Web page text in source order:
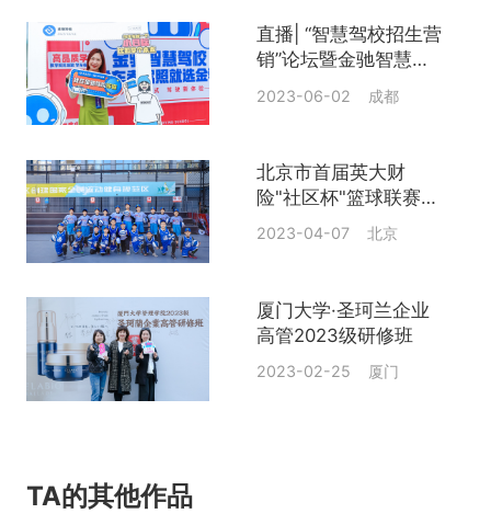
直播| “智慧驾校招生营
销”论坛暨金驰智慧驾
校落成仪式
2023-06-02 成都
北京市首届英大财
险"社区杯"篮球联赛三
人篮球赛开幕式
2023-04-07 北京
厦门大学·圣珂兰企业
高管2023级研修班
2023-02-25 厦门
TA的其他作品